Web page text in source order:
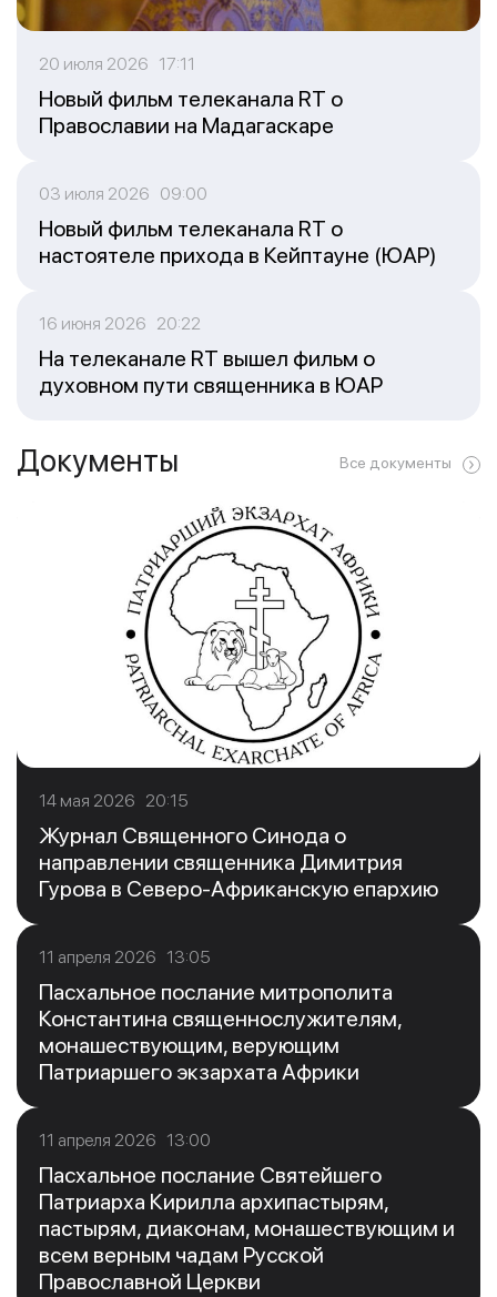
20 июля 2026 17:11
Новый фильм телеканала RT о
Православии на Мадагаскаре
03 июля 2026 09:00
Новый фильм телеканала RT о
настоятеле прихода в Кейптауне (ЮАР)
16 июня 2026 20:22
На телеканале RT вышел фильм о
духовном пути священника в ЮАР
Документы Все документы
14 мая 2026 20:15
Журнал Священного Синода о
направлении священника Димитрия
Гурова в Северо-Африканскую епархию
11 апреля 2026 13:05
Пасхальное послание митрополита
Константина священнослужителям,
монашествующим, верующим
Патриаршего экзархата Африки
11 апреля 2026 13:00
Пасхальное послание Святейшего
Патриарха Кирилла архипастырям,
пастырям, диаконам, монашествующим и
всем верным чадам Русской
Православной Церкви